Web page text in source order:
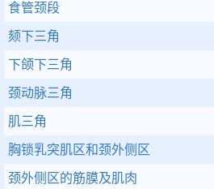
食管颈段
颏下三角
下颌下三角
颈动脉三角
肌三角
胸锁乳突肌区和颈外侧区
颈外侧区的筋膜及肌肉